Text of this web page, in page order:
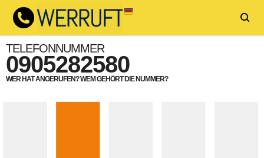
TELEFONNUMMER
0905282580
WER HAT ANGERUFEN? WEM GEHÖRT DIE NUMMER?